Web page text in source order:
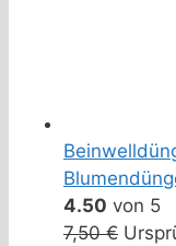
4.50 von 5
7,50€